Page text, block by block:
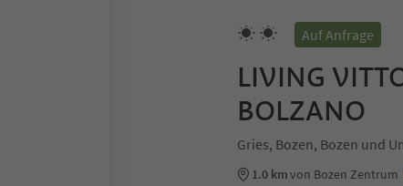
Auf Anfrage
LIVING
BOLZANO
Gries, Bozen, Bozen und
1.0 kmvon Bozen Zentrum